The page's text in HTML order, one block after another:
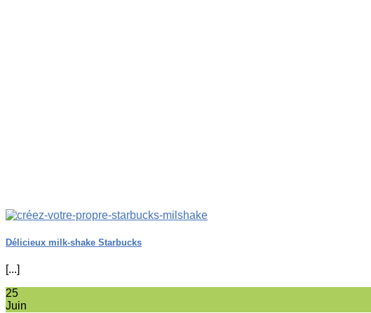
Délicieux milk-shake Starbucks
[...]
25
Juin